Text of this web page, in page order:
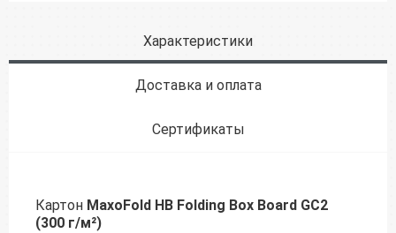
Характеристики
Доставка и оплата
Сертификаты
Картон MaxoFold HB Folding Box Board GC2
(300 г/м²)